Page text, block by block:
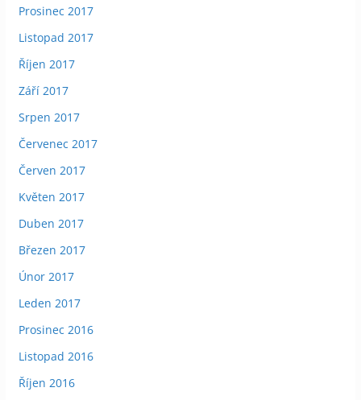
Prosinec 2017
Listopad 2017
Říjen 2017
Září 2017
Srpen 2017
Červenec 2017
Červen 2017
Květen 2017
Duben 2017
Březen 2017
Únor 2017
Leden 2017
Prosinec 2016
Listopad 2016
Říjen 2016